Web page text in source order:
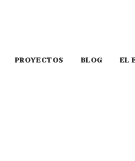
PROYECTOS BLOG EL